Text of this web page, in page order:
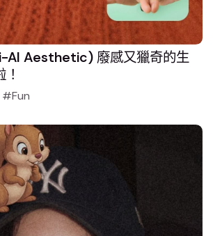
AI Aesthetic) 廢感又獵奇的生
Fun